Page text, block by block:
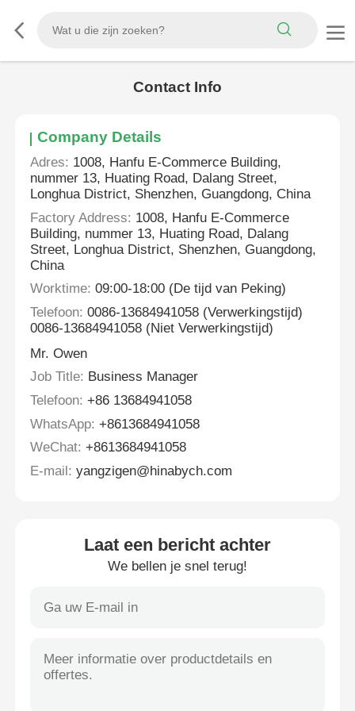
Contact Info
Company Details
Adres: 1008, Hanfu E-Commerce Building,
nummer 13, Huating Road, Dalang Street,
Longhua District, Shenzhen, Guangdong, China
Factory Address: 1008, Hanfu E-Commerce
Building, nummer 13, Huating Road, Dalang
Street, Longhua District, Shenzhen, Guangdong,
China
Worktime: 09:00-18:00 (De tijd van Peking)
Telefoon: 0086-13684941058 (Verwerkingstijd)
0086-13684941058 (Niet Verwerkingstijd)
Mr. Owen
Job Title: Business Manager
Telefoon: +86 13684941058
WhatsApp: +8613684941058
WeChat: +8613684941058
E-mail: yangzigen@hinabych.com
Laat een bericht achter
We bellen je snel terug!